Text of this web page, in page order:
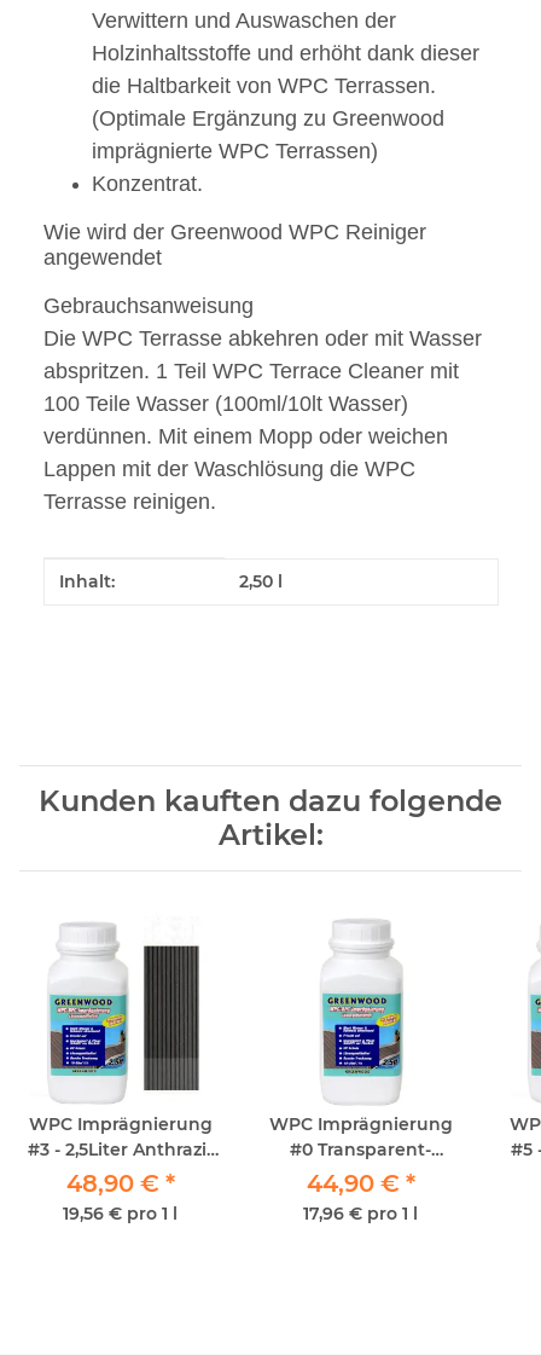
Verwittern und Auswaschen der
Holzinhaltsstoffe und erhöht dank dieser
die Haltbarkeit von WPC Terrassen.
(Optimale Ergänzung zu Greenwood
imprägnierte WPC Terrassen)
Konzentrat.
Wie wird der Greenwood WPC Reiniger
angewendet
Gebrauchsanweisung
Die WPC Terrasse abkehren oder mit Wasser
abspritzen. 1 Teil WPC Terrace Cleaner mit
100 Teile Wasser (100ml/10lt Wasser)
verdünnen. Mit einem Mopp oder weichen
Lappen mit der Waschlösung die WPC
Terrasse reinigen.
Produkteigenschaft
Wert
Inhalt: 2,50 l
Kunden kauften dazu folgende
Artikel:
WPC Imprägnierung
#3 - 2,5Liter Anthrazit
ECO Lösungsmittelfrei
48,90 € *
19,56 € pro 1 l
WPC Imprägnierung
#0 Transparent-
2,5Liter FARBLOS -
ECO Lösungsmittelfrei
44,90 € *
17,96 € pro 1 l
#5